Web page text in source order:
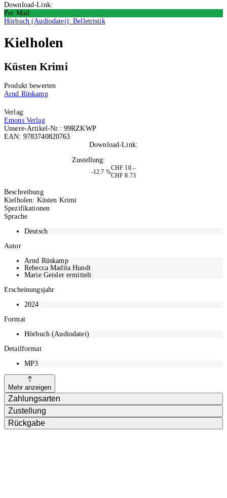
Download-Link:
Per Mail
Hörbuch (Audiodatei): Belletristik
Kielholen
Küsten Krimi
Produkt bewerten
Arnd Rüskamp
Verlag:
Emons Verlag
Unsere-Artikel-Nr.: 99RZKWP
EAN: 9783740820763
Download-Link:
Zustellung:
-12.7 %
CHF 10.–
CHF 8.73
Beschreibung
Kielholen: Küsten Krimi
Spezifikationen
Sprache
Deutsch
Autor
Arnd Rüskamp
Rebecca Madita Hundt
Marie Geisler ermittelt
Erscheinungsjahr
2024
Format
Hörbuch (Audiodatei)
Detailformat
MP3
Mehr anzeigen
Zahlungsarten
Zustellung
Rückgabe